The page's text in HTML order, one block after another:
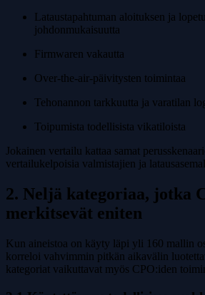
Lataustapahtuman aloituksen ja
johdonmukaisuutta
Firmwaren vakautta
Over-the-air-päivitysten toimintaa
Tehonannon tarkkuutta ja varatilan
Toipumista todellisista vikatiloista
Jokainen vertailu kattaa samat
vertailukelpoisia valmistajien ja
2. Neljä kategoriaa, jotka
merkitsevät eniten
Kun aineistoa on käyty läpi yli 160 mallin
korreloi vahvimmin pitkän aikavälin
kategoriat vaikuttavat myös CPO:iden